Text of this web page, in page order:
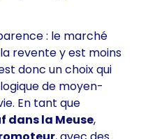
: le marché
revente y est moins
donc un choix qui
de moyen-
En tant que
dans la Meuse,